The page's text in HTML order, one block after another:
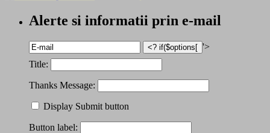
Alerte si informatii prin e-mail
'>
Title:
Thanks Message:
Display Submit button
Button label: